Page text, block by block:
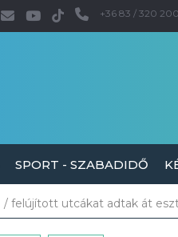
+36 83 / 320 200
SPORT - SZABADIDŐ
/ felújított utcákat adtak át